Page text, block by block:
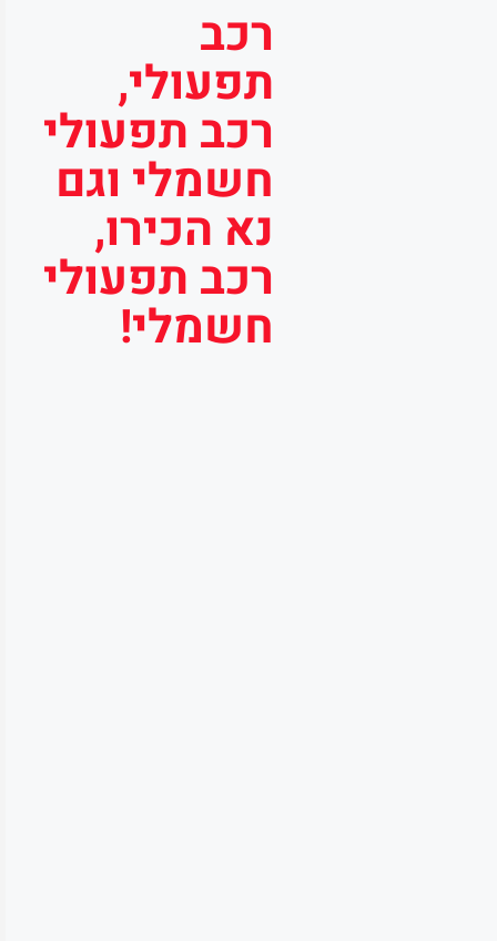
רכב
תפעולי,
רכב תפעולי
חשמלי וגם
נא הכירו,
רכב תפעולי
חשמלי!